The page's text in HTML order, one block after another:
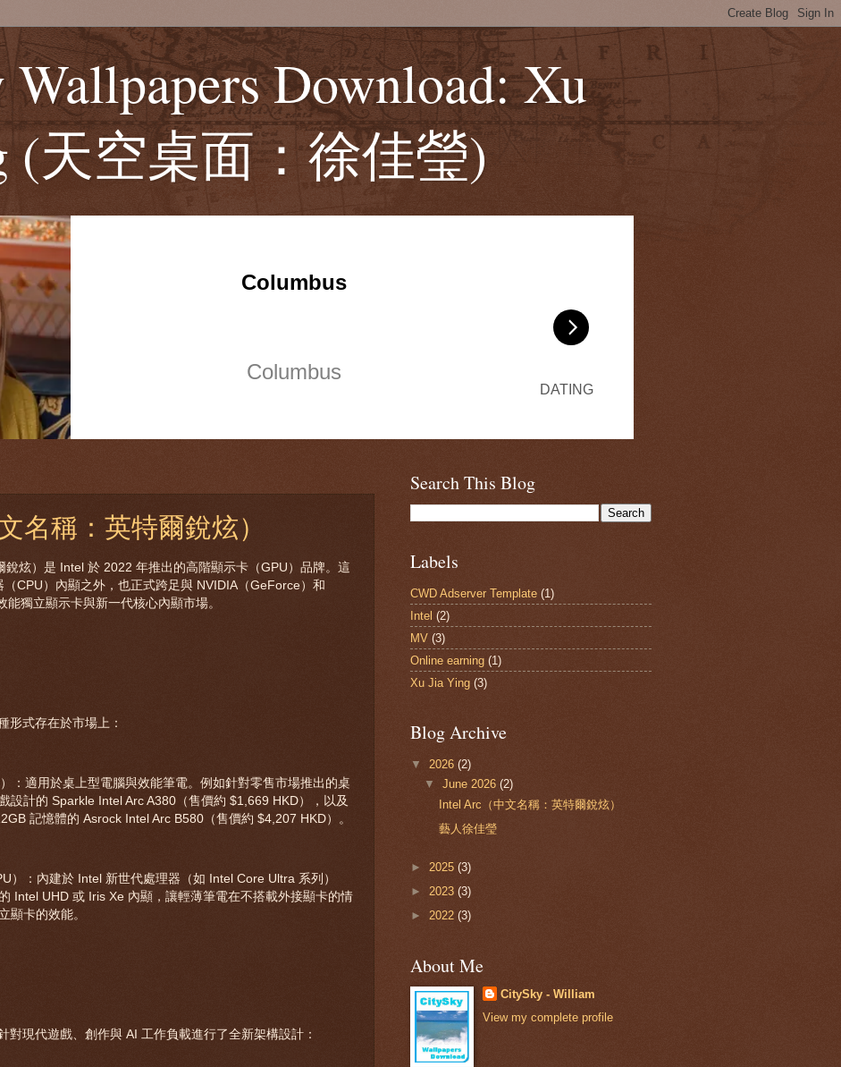
Download: Xu
(天空桌面：徐佳瑩)
名稱：英特爾銳炫）
銳炫）是 Intel 於 2022 年推出的高階顯示卡（GPU）品牌。這
CPU）內顯之外，也正式跨足與 NVIDIA（GeForce）和
獨立顯示卡與新一代核心內顯市場。
形式存在於市場上：
：適用於桌上型電腦與效能筆電。例如針對零售市場推出的桌
設計的 Sparkle Intel Arc A380（售價約 $1,669 HKD），以及
記憶體的 Asrock Intel Arc B580（售價約 $4,207 HKD）。
）：內建於 Intel 新世代處理器（如 Intel Core Ultra 系列）
Intel UHD 或 Iris Xe 內顯，讓輕薄筆電在不搭載外接顯卡的情
顯卡的效能。
對現代遊戲、創作與 AI 工作負載進行了全新架構設計：
Search This Blog
Labels
CWD Adserver Template (1)
Intel (2)
MV (3)
Online earning (1)
Xu Jia Ying (3)
Blog Archive
▼ 2026 (2)
▼June 2026(2)
Intel Arc（中文名稱：英特爾銳炫）
藝人徐佳瑩
► 2025 (3)
► 2023 (3)
► 2022 (3)
About Me
CitySky - William
View my complete profile